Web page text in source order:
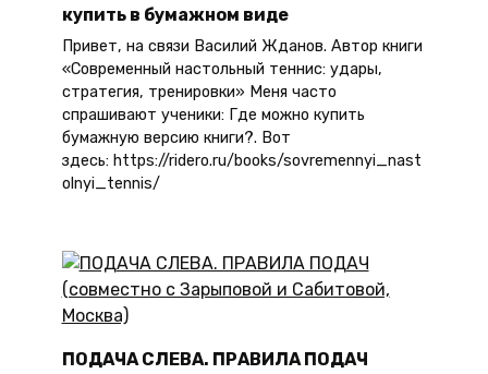
купить в бумажном виде
Привет, на связи Василий Жданов. Автор книги
«Современный настольный теннис: удары,
стратегия, тренировки» Меня часто
спрашивают ученики: Где можно купить
бумажную версию книги?. Вот
здесь: https://ridero.ru/books/sovremennyi_nast
olnyi_tennis/
ПОДАЧА СЛЕВА. ПРАВИЛА ПОДАЧ